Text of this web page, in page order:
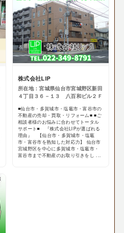
株式会社LIP
所在地：宮城県仙台市宮城野区新田
４丁目３６－１３ 八百和ビル２Ｆ
■仙台市・多賀城市・塩竈市・富谷市の
不動産の売却・買取・リフォーム■ ■ご
相談者様のお悩みに合わせてトータル
サポート■ 『株式会社LIPが選ばれる
理由』 【仙台市・多賀城市・塩竈
市・富谷市を熟知した対応力】 仙台市
宮城野区を中心に多賀城市・塩竈市・
富谷市まで不動産のお取り引きをし ...